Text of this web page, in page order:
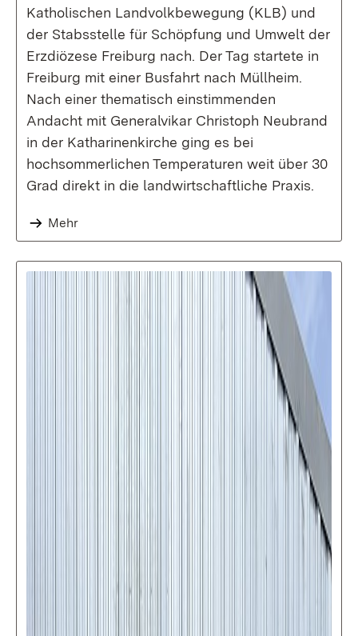
Katholischen Landvolkbewegung (KLB) und
der Stabsstelle für Schöpfung und Umwelt der
Erzdiözese Freiburg nach. Der Tag startete in
Freiburg mit einer Busfahrt nach Müllheim.
Nach einer thematisch einstimmenden
Andacht mit Generalvikar Christoph Neubrand
in der Katharinenkirche ging es bei
hochsommerlichen Temperaturen weit über 30
Grad direkt in die landwirtschaftliche Praxis.
Mehr